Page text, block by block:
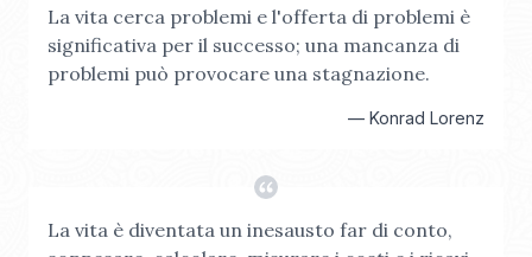
La vita cerca problemi e l'offerta di problemi è
significativa per il successo; una mancanza di
problemi può provocare una stagnazione.
— Konrad Lorenz
La vita è diventata un inesausto far di conto,